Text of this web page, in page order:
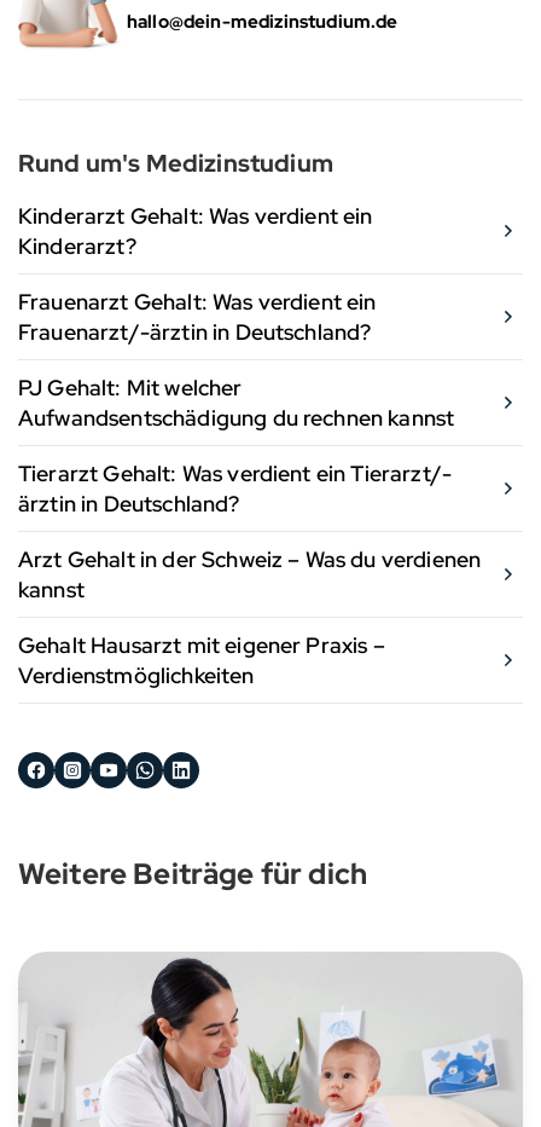
hallo@dein-medizinstudium.de
Rund um's Medizinstudium
Kinderarzt Gehalt: Was verdient ein
Kinderarzt?
Frauenarzt Gehalt: Was verdient ein
Frauenarzt/-ärztin in Deutschland?
PJ Gehalt: Mit welcher
Aufwandsentschädigung du rechnen kannst
Tierarzt Gehalt: Was verdient ein Tierarzt/-
ärztin in Deutschland?
Arzt Gehalt in der Schweiz – Was du verdienen
kannst
Gehalt Hausarzt mit eigener Praxis –
Verdienstmöglichkeiten
Weitere Beiträge für dich